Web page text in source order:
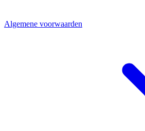
Algemene voorwaarden